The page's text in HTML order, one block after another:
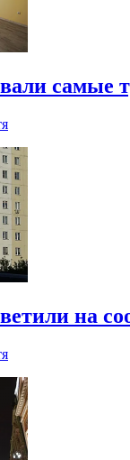
самые
на